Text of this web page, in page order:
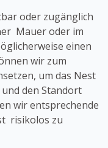
oder zugänglich
Mauer oder im
einen
wir zum
um das Nest
den Standort
wir entsprechende
risikolos zu